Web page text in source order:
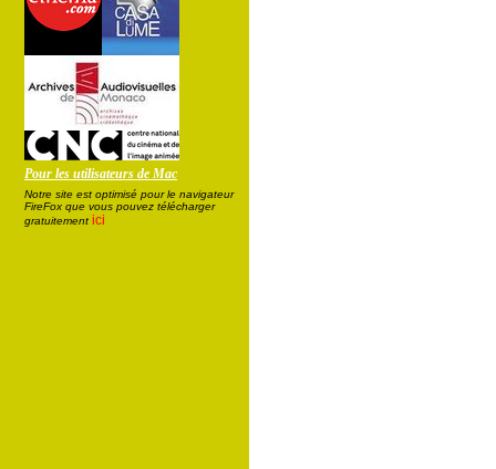
Pour les utilisateurs de Mac
Notre site est optimisé pour le navigateur
FireFox que vous pouvez télécharger
gratuitement ici